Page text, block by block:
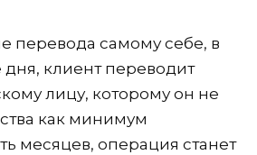
перевода самому себе, в
дня, клиент переводит
лицу, которому он не
как минимум
месяцев, операция станет